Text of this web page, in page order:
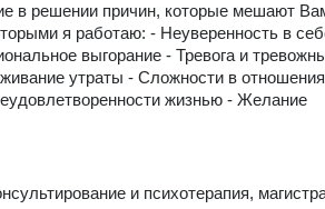
в решении причин, которые мешают
я работаю: - Неуверенность в
выгорание - Тревога и
утраты - Сложности в
жизнью - Желание
и психотерапия,